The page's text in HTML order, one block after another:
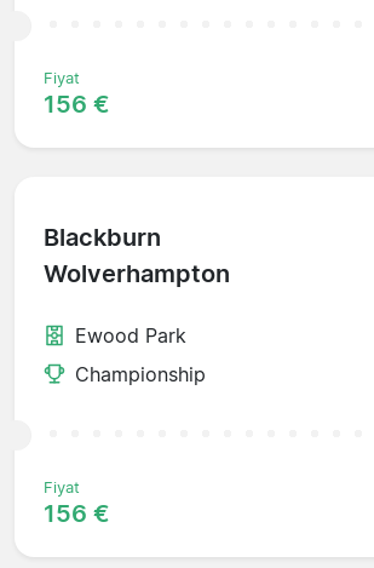
Fiyat
156 €
Blackburn
Wolverhampton
Ewood Park
Championship
Fiyat
156 €